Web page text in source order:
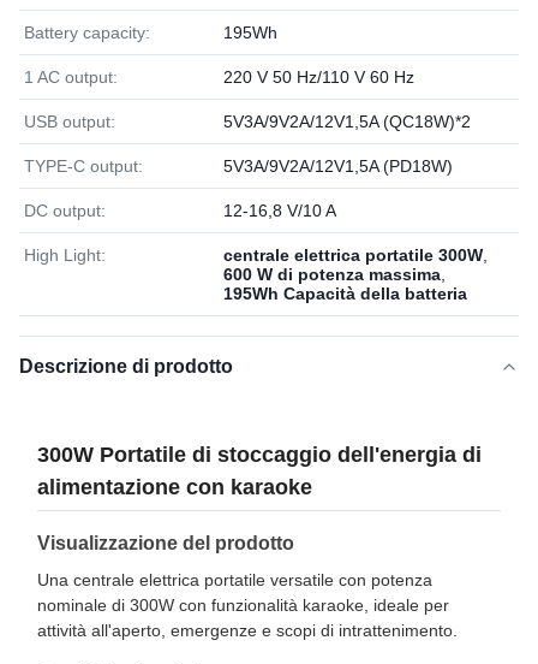
Battery capacity: 195Wh
1 AC output: 220 V 50 Hz/110 V 60 Hz
USB output: 5V3A/9V2A/12V1,5A (QC18W)*2
TYPE-C output: 5V3A/9V2A/12V1,5A (PD18W)
DC output: 12-16,8 V/10 A
High Light: centrale elettrica portatile 300W
600 W di potenza massima
195Wh Capacità della batteria
Descrizione di prodotto
300W Portatile di stoccaggio dell'energia di
alimentazione con karaoke
Visualizzazione del prodotto
Una centrale elettrica portatile versatile con potenza
nominale di 300W con funzionalità karaoke, ideale per
attività all'aperto, emergenze e scopi di intrattenimento.